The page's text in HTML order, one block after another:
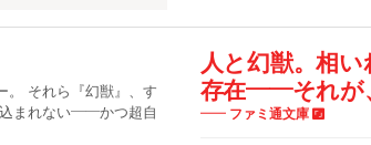
人と幻獣。相
存在――それが
ファミ通文庫
。 それら『幻獣』、す
まれない――かつ超自